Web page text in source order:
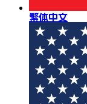
繁体中文